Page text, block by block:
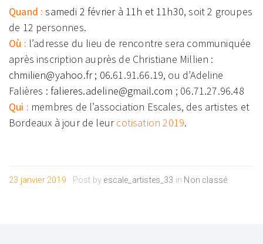
Quand : samedi 2 février à 11h et 11h30, soit 2 groupes
de 12 personnes.
Où : l’adresse du lieu de rencontre sera communiquée
après inscription auprès de Christiane Millien :
chmilien@yahoo.fr; 06.61.91.66.19, ou d’Adeline
Falières : falieres.adeline@gmail.com ; 06.71.27.96.48
Qui : membres de l’association Escales, des artistes et
Bordeaux à jour de leur cotisation 2019.
23 janvier 2019 Post by escale_artistes_33 in Non classé